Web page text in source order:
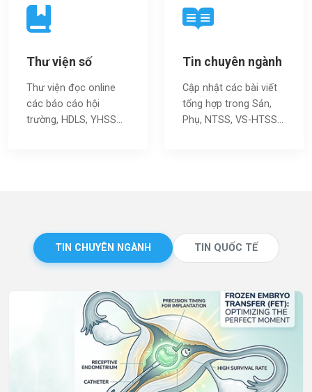
Thư viện số
Thư viện đọc online
các báo cáo hội
trường, HDLS, YHSS…
Tin chuyên ngành
Cập nhật các bài viết
tổng hợp trong Sản,
Phụ, NTSS, VS-HTSS...
TIN CHUYÊN NGÀNH TIN QUỐC TẾ